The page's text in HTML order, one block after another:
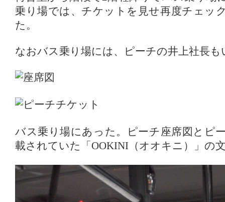
乗り場では、チケットを見せ再度チェッ
た。
なおバス乗り場には、ピーチの井上社長も
バス乗り場にあった。ピーチ座席図とピ
載されていた「OOKINI（オオキニ）」の